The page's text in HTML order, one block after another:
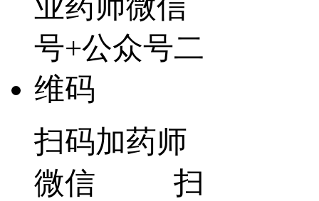
扫码加药师
微信 扫